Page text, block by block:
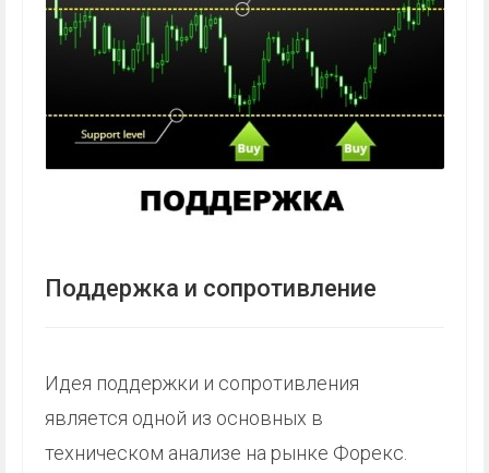
Поддержка и сопротивление
Идея поддержки и сопротивления
является одной из основных в
техническом анализе на рынке Форекс.